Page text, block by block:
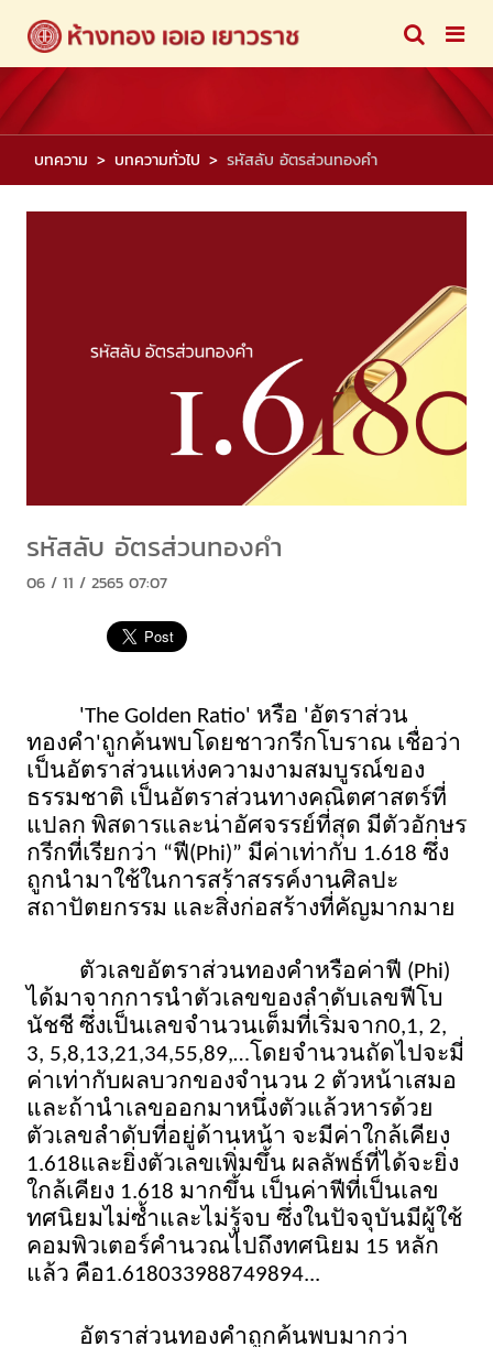
บทความ บทความทั่วไป รหัสลับ อัตรส่วนทองคำ
รหัสลับ อัตรส่วนทองคำ
06 / 11 / 2565 07:07
'The Golden Ratio' หรือ 'อัตราส่วน
ทองคำ'ถูกค้นพบโดยชาวกรีกโบราณ เชื่อว่า
เป็นอัตราส่วนแห่งความงามสมบูรณ์ของ
ธรรมชาติ เป็นอัตราส่วนทางคณิตศาสตร์ที่
แปลก พิสดารและน่าอัศจรรย์ที่สุด มีตัวอักษร
กรีกที่เรียกว่า “ฟี(Phi)” มีค่าเท่ากับ 1.618 ซึ่ง
ถูกนำมาใช้ในการสร้าสรรค์งานศิลปะ
สถาปัตยกรรม และสิ่งก่อสร้างที่คัญมากมาย
ตัวเลขอัตราส่วนทองคำหรือค่าฟี (Phi)
ได้มาจากการนำตัวเลขของลําดับเลขฟีโบ
นัชชี ซึ่งเป็นเลขจำนวนเต็มที่เริ่มจาก0,1, 2,
3, 5,8,13,21,34,55,89,…โดยจำนวนถัดไปจะมี่
ค่าเท่ากับผลบวกของจำนวน 2 ตัวหน้าเสมอ
และถ้านำเลขออกมาหนึ่งตัวแล้วหารด้วย
ตัวเลขลำดับที่อยู่ด้านหน้า จะมีค่าใกล้เคียง
1.618และยิ่งตัวเลขเพิ่มขึ้น ผลลัพธ์ที่ได้จะยิ่ง
ใกล้เคียง 1.618 มากขึ้น เป็นค่าฟีที่เป็นเลข
ทศนิยมไม่ซ้ำและไม่รู้จบ ซึ่งในปัจจุบันมีผู้ใช้
คอมพิวเตอร์คำนวณไปถึงทศนิยม 15 หลัก
แล้ว คือ1.618033988749894...
อัตราส่วนทองคำถูกค้นพบมากว่า